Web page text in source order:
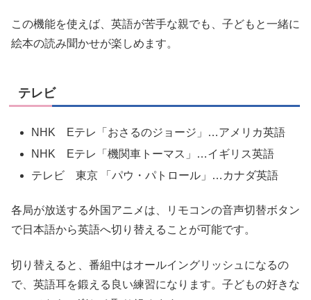
この機能を使えば、英語が苦手な親でも、子どもと一緒に
絵本の読み聞かせが楽しめます。
テレビ
NHK Eテレ「おさるのジョージ」…アメリカ英語
NHK Eテレ「機関車トーマス」…イギリス英語
テレビ 東京 「パウ・パトロール」…カナダ英語
各局が放送する外国アニメは、リモコンの音声切替ボタン
で日本語から英語へ切り替えることが可能です。
切り替えると、番組中はオールイングリッシュになるの
で、英語耳を鍛える良い練習になります。子どもの好きな